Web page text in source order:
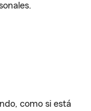
como si está